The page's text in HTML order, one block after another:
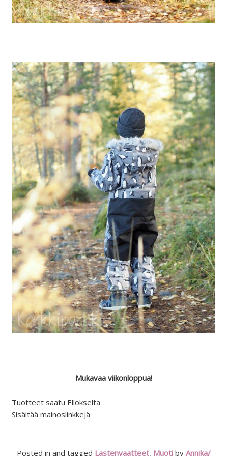
Mukavaa viikonloppua!
Tuotteet saatu Ellokselta
Sisältää mainoslinkkejä
Posted in and tagged Lastenvaatteet, Muotiby Annika/